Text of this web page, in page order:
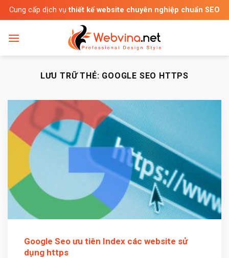
qua
dung
Cung cấp dịch vụ thiết kế website chuyên nghiệp chuẩn SEO
LƯU TRỮ THẺ: GOOGLE SEO HTTPS
Google Seo ưu tiên Index các website sử
dụng https